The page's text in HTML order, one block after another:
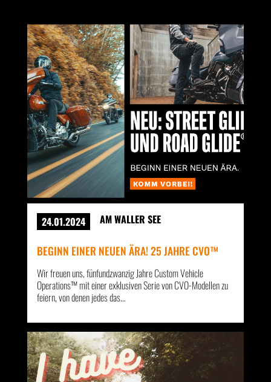
24.01.2024 AM WALLER SEE
BEGINN EINER NEUEN ÄRA! 25 JAHRE CVO™
Wir freuen uns, fünfundzwanzig Jahre Custom Vehicle
Operations™ mit einer exklusiven Serie von CVO-Modellen zu
feiern, von denen jedes das…